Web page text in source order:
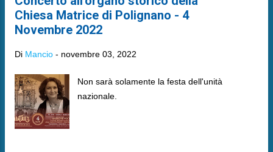
Chiesa Matrice di Polignano - 4
Novembre 2022
Di Mancio - novembre 03, 2022
Non sarà solamente la festa dell'unità
nazionale.